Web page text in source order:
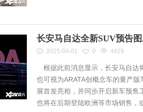
长安马自达全新SUV预告
2025-04-01 0 4829
根据此前消息显示，长安马自达
也可视为ARATA创概念车的量产
展首发亮相，并同步开启新车预售
也将在后期登陆欧洲等市场销售，